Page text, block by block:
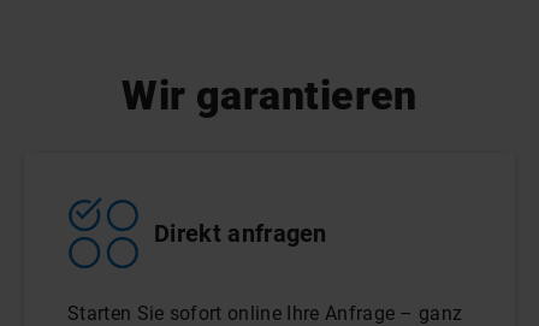
Wir garantieren
Direkt anfragen
Starten Sie sofort online Ihre Anfrage – ganz